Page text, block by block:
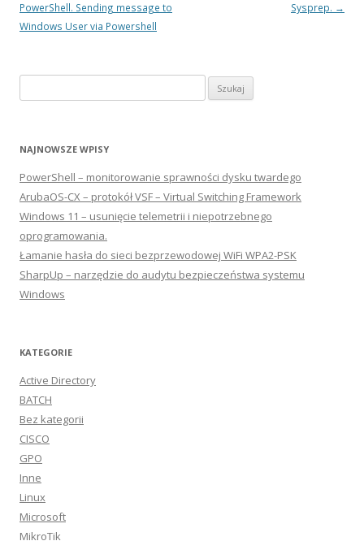
PowerShell. Sending message to
Windows User via Powershell
Sysprep. →
NAJNOWSZE WPISY
PowerShell – monitorowanie sprawności dysku twardego
ArubaOS-CX – protokół VSF – Virtual Switching Framework
Windows 11 – usunięcie telemetrii i niepotrzebnego
oprogramowania.
Łamanie hasła do sieci bezprzewodowej WiFi WPA2-PSK
SharpUp – narzędzie do audytu bezpieczeństwa systemu
Windows
KATEGORIE
Active Directory
BATCH
Bez kategorii
CISCO
GPO
Inne
Linux
Microsoft
MikroTik